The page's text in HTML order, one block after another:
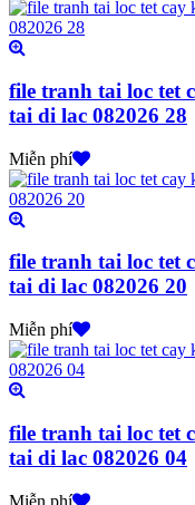
file tranh tai loc tet
tai di lac 082026 28
Miễn phí
file tranh tai loc tet
tai di lac 082026 20
Miễn phí
file tranh tai loc tet
tai di lac 082026 04
Miễn phí